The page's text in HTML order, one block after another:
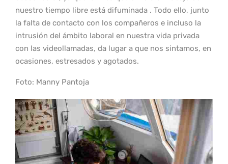
nuestro tiempo libre está difuminada . Todo ello, junto
la falta de contacto con los compañeros e incluso la
intrusión del ámbito laboral en nuestra vida privada
con las videollamadas, da lugar a que nos sintamos, en
ocasiones, estresados y agotados.
Foto: Manny Pantoja